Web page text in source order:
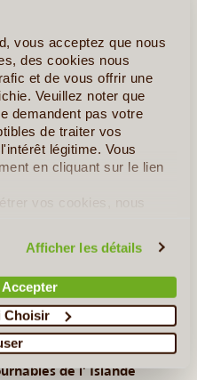
vous acceptez que nous
des cookies nous
et de vous offrir une
Veuillez noter que
demandent pas votre
de traiter vos
légitime. Vous
en cliquant sur le lien
vos cookies, nous
Afficher les détails
Choisir
©
nord-ouest, la péninsule de
belles péninsules du pays
aux pics vertigineux,
un véritable paradis pour les
≻
de l' Islande